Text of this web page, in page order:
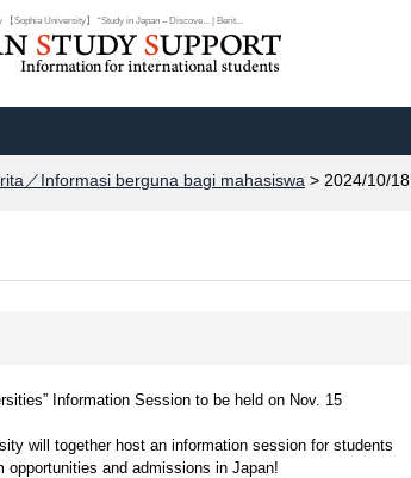
【Sophia University】 “Study in Japan – Discove... | Berit...
／Informasi berguna bagi mahasiswa > 2024/10/18
Information Session to be held on Nov. 15
will together host an information session for students
opportunities and admissions in Japan!